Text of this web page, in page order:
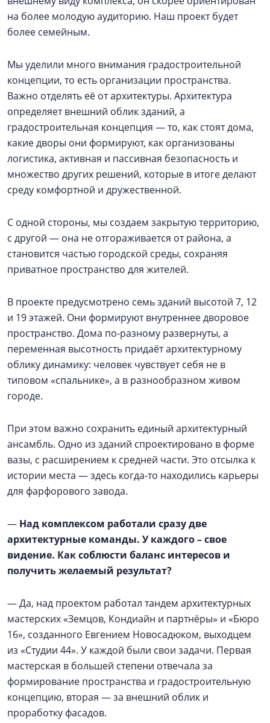
на более молодую аудиторию. Наш проект будет
более семейным.
Мы уделили много внимания градостроительной
концепции, то есть организации пространства.
Важно отделять её от архитектуры. Архитектура
определяет внешний облик зданий, а
градостроительная концепция — то, как стоят дома,
какие дворы они формируют, как организованы
логистика, активная и пассивная безопасность и
множество других решений, которые в итоге делают
среду комфортной и дружественной.
С одной стороны, мы создаем закрытую территорию,
с другой — она не отгораживается от района, а
становится частью городской среды, сохраняя
приватное пространство для жителей.
В проекте предусмотрено семь зданий высотой 7, 12
и 19 этажей. Они формируют внутреннее дворовое
пространство. Дома по-разному развернуты, а
переменная высотность придаёт архитектурному
облику динамику: человек чувствует себя не в
типовом «спальнике», а в разнообразном живом
городе.
При этом важно сохранить единый архитектурный
ансамбль. Одно из зданий спроектировано в форме
вазы, с расширением к средней части. Это отсылка к
истории места — здесь когда-то находились карьеры
для фарфорового завода.
— Над комплексом работали сразу две
архитектурные команды. У каждого – свое
видение. Как соблюсти баланс интересов и
получить желаемый результат?
— Да, над проектом работал тандем архитектурных
мастерских «Земцов, Кондиайн и партнёры» и «Бюро
16», созданного Евгением Новосадюком, выходцем
из «Студии 44». У каждой были свои задачи. Первая
мастерская в большей степени отвечала за
формирование пространства и градостроительную
концепцию, вторая — за внешний облик и
проработку фасадов.